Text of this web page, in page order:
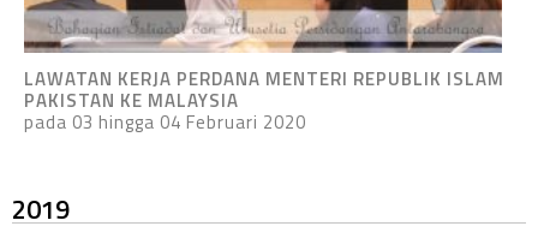
LAWATAN KERJA PERDANA MENTERI REPUBLIK ISLAM
PAKISTAN KE MALAYSIA
pada 03 hingga 04 Februari 2020
2019